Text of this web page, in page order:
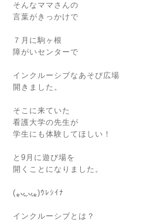
そんなママさんの
言葉がきっかけで
７月に駒ヶ根
障がいセンターで
インクルーシブなあそび広場
開きました。
そこに来ていた
看護大学の先生が
学生にも体験してほしい！
と9月に遊び場を
開くことになりました。
(⁎ᴗ͈ˬᴗ͈⁎)ｳﾚｼｲﾅ
インクルーシブとは？